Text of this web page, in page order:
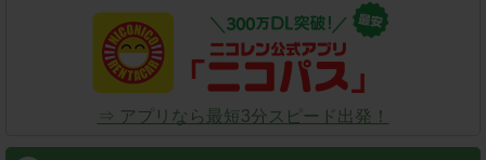
⇒ アプリなら最短3分スピード出発！